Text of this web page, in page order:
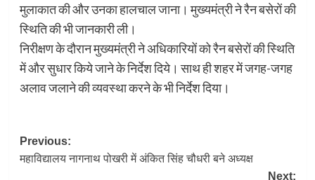
मुलाकात की और उनका हालचाल जाना। मुख्यमंत्री ने रैन बसेरों की
स्थिति की भी जानकारी ली।
निरीक्षण के दौरान मुख्यमंत्री ने अधिकारियों को रैन बसेरों की स्थिति
में और सुधार किये जाने के निर्देश दिये। साथ ही शहर में जगह-जगह
अलाव जलाने की व्यवस्था करने के भी निर्देश दिया।
Post
navigation
Previous:
महाविद्यालय नागनाथ पोखरी में अंकित सिंह चौधरी बने अध्यक्ष
Next: